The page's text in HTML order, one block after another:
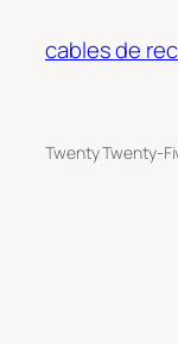
cables de
Twenty Twenty-